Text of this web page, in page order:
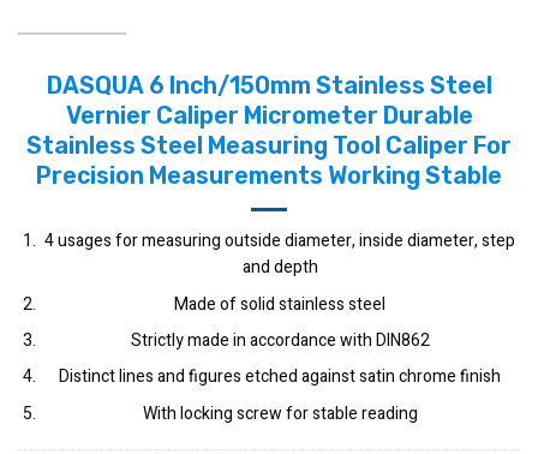
DASQUA 6 Inch/150mm Stainless Steel
Vernier Caliper Micrometer Durable
Stainless Steel Measuring Tool Caliper For
Precision Measurements Working Stable
4 usages for measuring outside diameter, inside diameter, step
and depth
Made of solid stainless steel
Strictly made in accordance with DIN862
Distinct lines and figures etched against satin chrome finish
With locking screw for stable reading